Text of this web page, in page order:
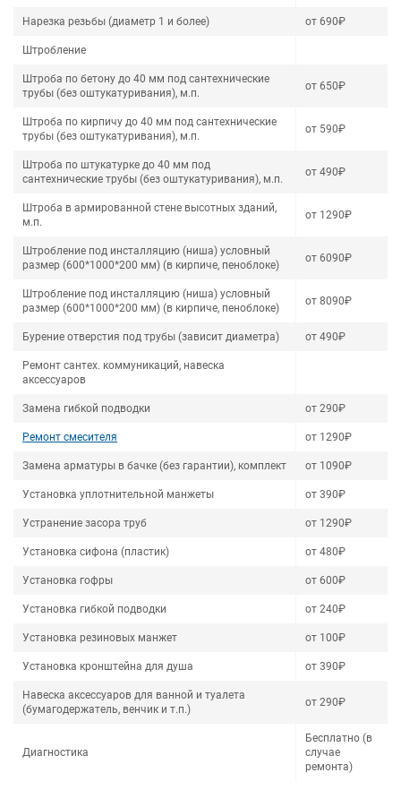
Нарезка резьбы (диаметр 1 и более) от 690₽
Штробление
Штроба по бетону до 40 мм под сантехнические
трубы (без оштукатуривания), м.п.
от 650₽
Штроба по кирпичу до 40 мм под сантехнические
трубы (без оштукатуривания), м.п.
от 590₽
Штроба по штукатурке до 40 мм под
сантехнические трубы (без оштукатуривания), м.п.
от 490₽
Штроба в армированной стене высотных зданий,
м.п.
от 1290₽
Штробление под инсталляцию (ниша) условный
размер (600*1000*200 мм) (в кирпиче, пеноблоке)
от 6090₽
Штробление под инсталляцию (ниша) условный
размер (600*1000*200 мм) (в кирпиче, пеноблоке)
от 8090₽
Бурение отверстия под трубы (зависит диаметра) от 490₽
Ремонт сантех. коммуникаций, навеска
аксессуаров
Замена гибкой подводки от 290₽
Ремонт смесителя от 1290₽
Замена арматуры в бачке (без гарантии), комплект от 1090₽
Установка уплотнительной манжеты от 390₽
Устранение засора труб от 1290₽
Установка сифона (пластик) от 480₽
Установка гофры от 600₽
Установка гибкой подводки от 240₽
Установка резиновых манжет от 100₽
Установка кронштейна для душа от 390₽
Навеска аксессуаров для ванной и туалета
(бумагодержатель, венчик и т.п.)
от 290₽
Диагностика
Бесплатно (в
случае
ремонта)